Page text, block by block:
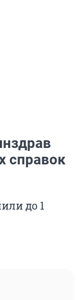
справок
до 1